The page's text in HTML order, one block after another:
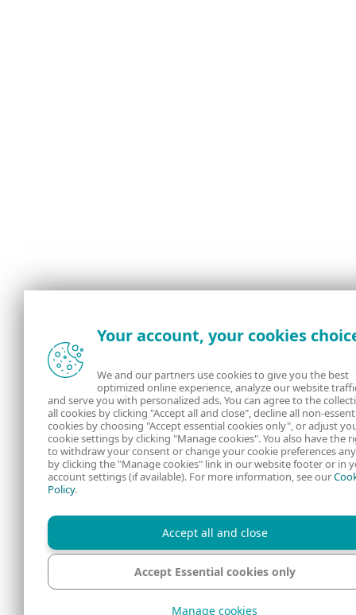
Your account, your cookies
We and our partners use cookies to give you the best
optimized online experience, analyze our website
and serve you with personalized ads. You can agree to the
all cookies by clicking "Accept all and close", decline all non-
cookies by choosing "Accept essential cookies only", or adjust
cookie settings by clicking "Manage cookies". You also have the
to withdraw your consent or change your cookie preferences
by clicking the "Manage cookies" link in our website footer or in
account settings (if available). For more information, see our
Policy.
Accept all and close
Accept Essential cookies only
Manage cookies